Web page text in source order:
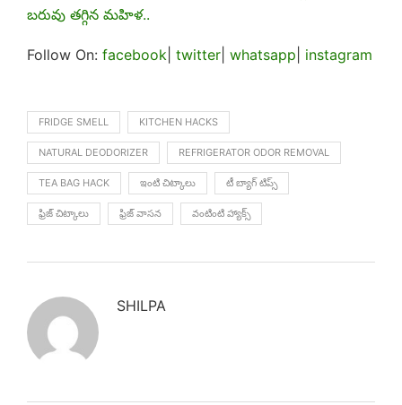
బరువు తగ్గిన మహిళ..
Follow On: facebook twitter whatsapp instagram
FRIDGE SMELL KITCHEN HACKS
NATURAL DEODORIZER REFRIGERATOR ODOR REMOVAL
TEA BAG HACK ఇంటి చిట్కాలు టీ బ్యాగ్ టిప్స్
ఫ్రిజ్ చిట్కాలు ఫ్రిజ్ వాసన వంటింటి హ్యాక్స్
SHILPA